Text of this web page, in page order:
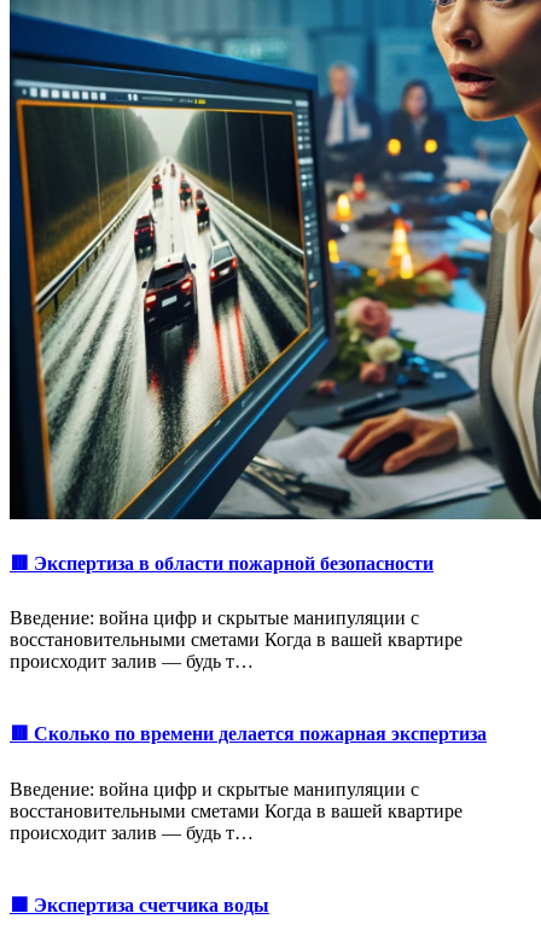
🟥 Экспертиза в области пожарной безопасности
Введение: война цифр и скрытые манипуляции с
восстановительными сметами Когда в вашей квартире
происходит залив — будь т…
🟥 Сколько по времени делается пожарная экспертиза
Введение: война цифр и скрытые манипуляции с
восстановительными сметами Когда в вашей квартире
происходит залив — будь т…
🟩 Экспертиза счетчика воды